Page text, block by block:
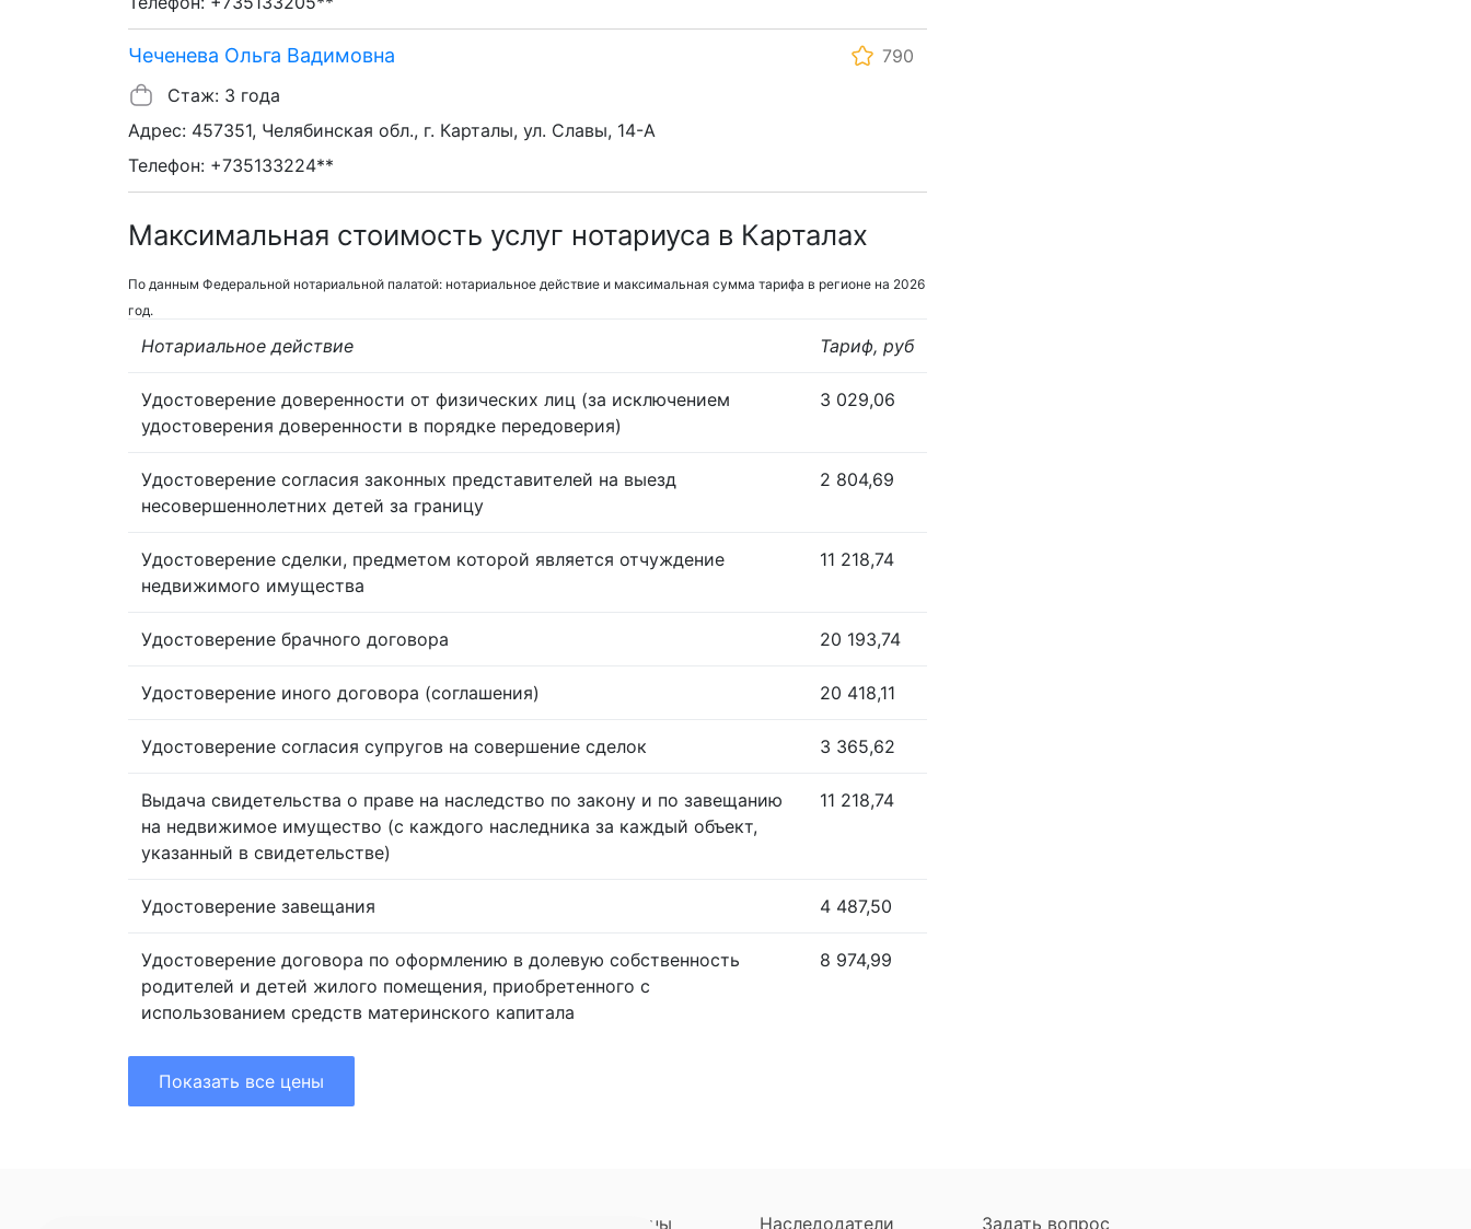
Чеченева Ольга Вадимовна
790
Стаж: 3 года
Адрес: 457351, Челябинская обл., г. Карталы, ул. Славы, 14-А
Телефон: +735133224**
Максимальная стоимость услуг нотариуса в Карталах
По данным Федеральной нотариальной палатой: нотариальное действие и максимальная сумма тарифа в регионе на 2026
год.
Нотариальное действие Тариф, руб
Удостоверение доверенности от физических лиц (за исключением
удостоверения доверенности в порядке передоверия)
3 029,06
Удостоверение согласия законных представителей на выезд
несовершеннолетних детей за границу
2 804,69
Удостоверение сделки, предметом которой является отчуждение
недвижимого имущества
11 218,74
Удостоверение брачного договора 20 193,74
Удостоверение иного договора (соглашения) 20 418,11
Удостоверение согласия супругов на совершение сделок 3 365,62
Выдача свидетельства о праве на наследство по закону и по завещанию
на недвижимое имущество (с каждого наследника за каждый объект,
указанный в свидетельстве)
11 218,74
Удостоверение завещания 4 487,50
Удостоверение договора по оформлению в долевую собственность
родителей и детей жилого помещения, приобретенного с
использованием средств материнского капитала
8 974,99
Показать все цены
Регионы Наследодатели Задать вопрос